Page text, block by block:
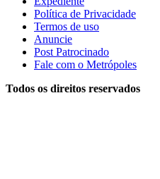
Política de Privacidade
Termos de uso
Anuncie
Post Patrocinado
Fale com o Metrópoles
Todos os direitos reservados